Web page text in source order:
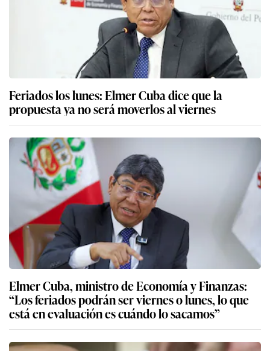
Feriados los lunes: Elmer Cuba dice que la
propuesta ya no será moverlos al viernes
Elmer Cuba, ministro de Economía y Finanzas:
“Los feriados podrán ser viernes o lunes, lo que
está en evaluación es cuándo lo sacamos”